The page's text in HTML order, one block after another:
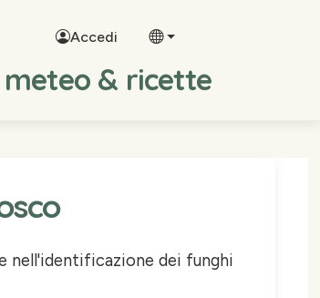
Accedi
& ricette
nell'identificazione dei funghi